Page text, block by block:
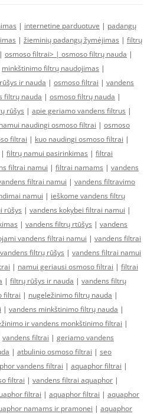
| internetine parduotuve | padangų
| žieminių padangų žymėjimas | filtrų
| osmoso filtrai> | osmoso filtrų nauda |
minkštinimo filtrų naudojimas |
ir nauda | osmoso filtrai | vandens
filtrų nauda | osmoso filtrų nauda |
rūšys | apie geriamo vandens filtrus |
namui naudingi osmoso filtrai | osmoso
filtrai | kuo naudingi osmoso filtrai |
| filtrų namui pasirinkimas | filtrai
filtrai namui | filtrai namams | vandens
filtrai namui | vandens filtravimo
namui | ieškome vandens filtrų
rūšys | vandens kokybei filtrai namui |
| vandens filtrų rtūšys | vandens
vandens filtrai namui | vandens filtrai
vandens filtrų rūšys | vandens filtrai namui
| namui geriausi osmoso filtrai | filtrai
| filtrų rūšys ir nauda | vandens filtrų
filtrai | nugeležinimo filtrų nauda |
| vandens minkštinimo filtrų nauda |
ir vandens monkštinimo filtrai |
vandens filtrai | geriamo vandens
| atbulinio osmoso filtrai | seo
vandens filtrai | aquaphor filtrai |
filtrai | vandens filtrai aquaphor |
filtrai | aquaphor filtrai | aquaphor
namams ir pramonei | aquaphor